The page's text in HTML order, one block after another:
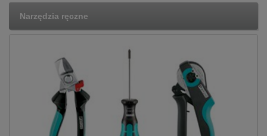
Narzędzia ręczne